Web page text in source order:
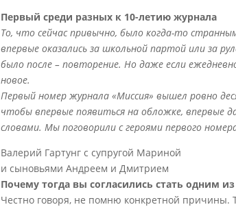
Первый среди разных к 10-летию журнала
То, что сейчас привычно, было когда-то
впервые оказались за школьной партой или за
было после – повторение. Но даже если
новое.
Первый номер журнала «Миссия» вышел ровно
чтобы впервые появиться на обложке, впервые
словами. Мы поговорили с героями первого
Валерий Гартунг с супругой Мариной
и сыновьями Андреем и Дмитрием
Почему тогда вы согласились стать одним
Честно говоря, не помню конкретной причины.